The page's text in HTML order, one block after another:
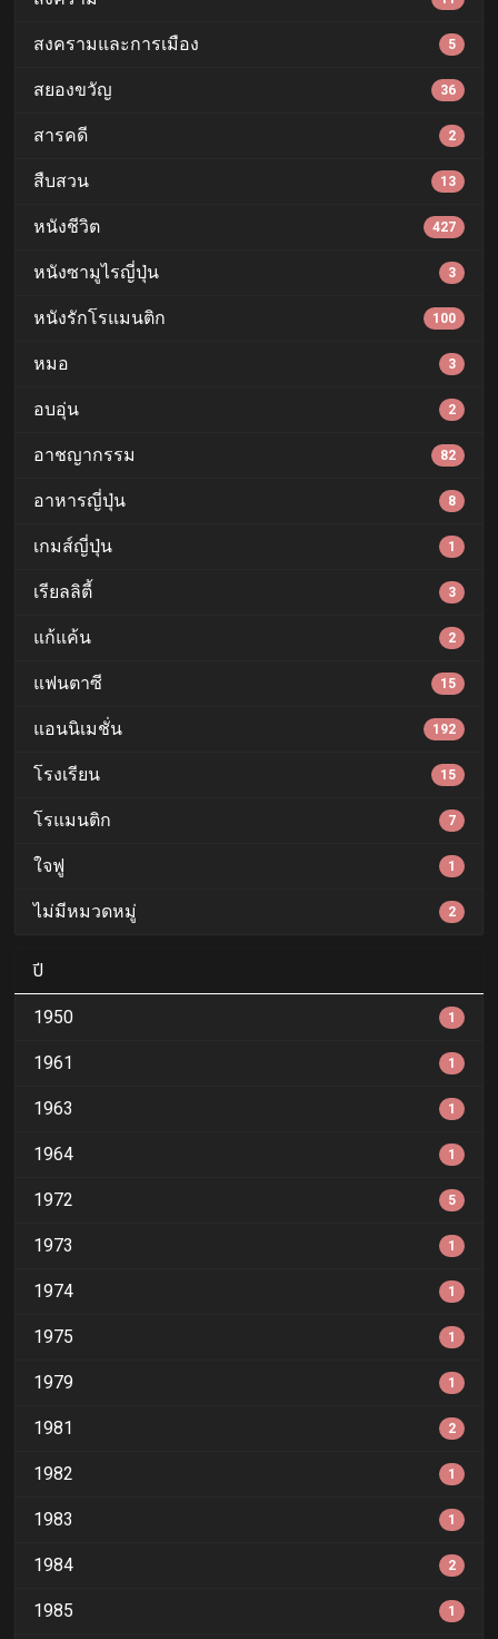
สงครามและการเมือง 5
สยองขวัญ 36
สารคดี 2
สืบสวน 13
หนังชีวิต 427
หนังซามูไรญี่ปุ่น 3
หนังรักโรแมนติก 100
หมอ 3
อบอุ่น 2
อาชญากรรม 82
อาหารญี่ปุ่น 8
เกมส์ญี่ปุ่น 1
เรียลลิตี้ 3
แก้แค้น 2
แฟนตาซี 15
แอนนิเมชั่น 192
โรงเรียน 15
โรแมนติก 7
ใจฟู 1
ไม่มีหมวดหมู่ 2
ปี
1950 1
1961 1
1963 1
1964 1
1972 5
1973 1
1974 1
1975 1
1979 1
1981 2
1982 1
1983 1
1984 2
1985 1